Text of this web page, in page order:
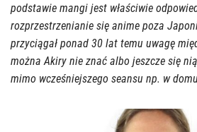
podstawie mangi jest właściwie
rozprzestrzenianie się anime poza
przyciągał ponad 30 lat temu uwagę
można Akiry nie znać albo jeszcze się
mimo wcześniejszego seansu np. w